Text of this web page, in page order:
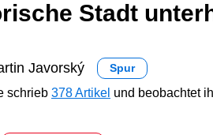
Stadt
Javorský Spur
schrieb 378 Artikel und beobachtet